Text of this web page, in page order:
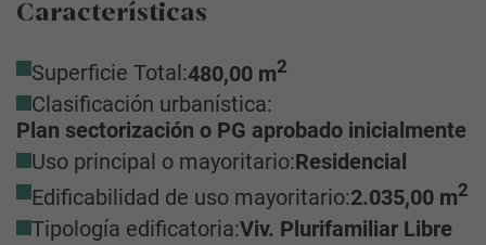
Características
Superficie Total:480,00 m2
Clasificación urbanística:
Plan sectorización o PG aprobado inicialmente
Uso principal o mayoritario:Residencial
Edificabilidad de uso mayoritario:2.035,00 m2
Tipología edificatoria:Viv. Plurifamiliar Libre